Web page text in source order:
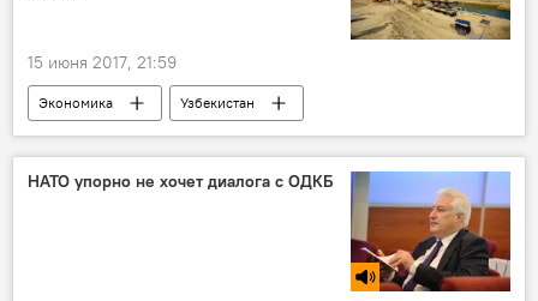
15 июня 2017, 21:59
Экономика
Узбекистан
Кандымский ГПЗ
Строительство
газоперерабатывающий завод
НАТО упорно не хочет диалога с ОДКБ